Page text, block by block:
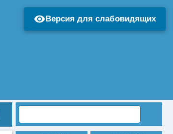
Версия для слабовидящих